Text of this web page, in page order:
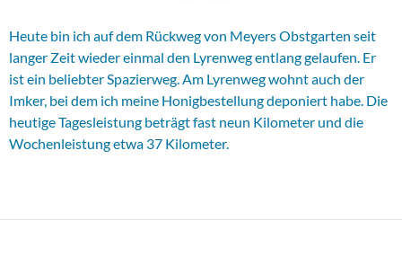
Heute bin ich auf dem Rückweg von Meyers Obstgarten seit
langer Zeit wieder einmal den Lyrenweg entlang gelaufen. Er
ist ein beliebter Spazierweg. Am Lyrenweg wohnt auch der
Imker, bei dem ich meine Honigbestellung deponiert habe. Die
heutige Tagesleistung beträgt fast neun Kilometer und die
Wochenleistung etwa 37 Kilometer.